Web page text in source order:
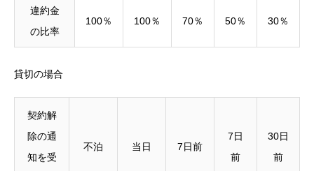
違約金
の比率
100％ 100％ 70％ 50％ 30％
貸切の場合
契約解
除の通
知を受
不泊 当日 7日前
7日
前
30日
前